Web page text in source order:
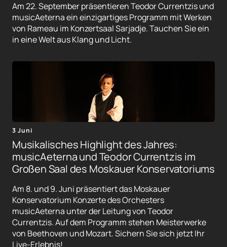
Am 22. September präsentieren Teodor Currentzis und
musicAeterna ein einzigartiges Programm mit Werken
von Rameau im Konzertsaal Sarjadje. Tauchen Sie ein
in eine Welt aus Klang und Licht.
3 Juni
Musikalisches Highlight des Jahres:
musicAeterna und Teodor Currentzis im
Großen Saal des Moskauer Konservatoriums
Am 8. und 9. Juni präsentiert das Moskauer
Konservatorium Konzerte des Orchesters
musicAeterna unter der Leitung von Teodor
Currentzis. Auf dem Programm stehen Meisterwerke
von Beethoven und Mozart. Sichern Sie sich jetzt Ihr
Live-Erlebnis!